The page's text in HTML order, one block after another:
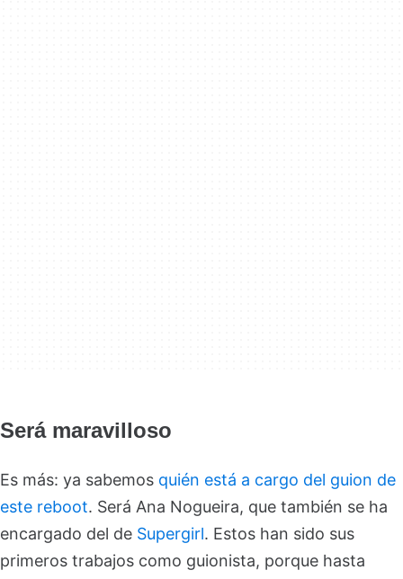
Será maravilloso
Es más: ya sabemos quién está a cargo del guion de
este reboot. Será Ana Nogueira, que también se ha
encargado del de Supergirl. Estos han sido sus
primeros trabajos como guionista, porque hasta